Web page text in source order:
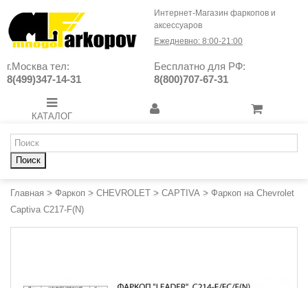
Интернет-Магазин фаркопов и
аксессуаров
Ежедневно: 8:00-21:00
г.Москва тел:
8(499)347-14-31
Бесплатно для РФ:
8(800)707-67-31
КАТАЛОГ
Поиск
Главная > Фаркоп > CHEVROLET > CAPTIVA > Фаркоп на Chevrolet
Captiva C217-F(N)